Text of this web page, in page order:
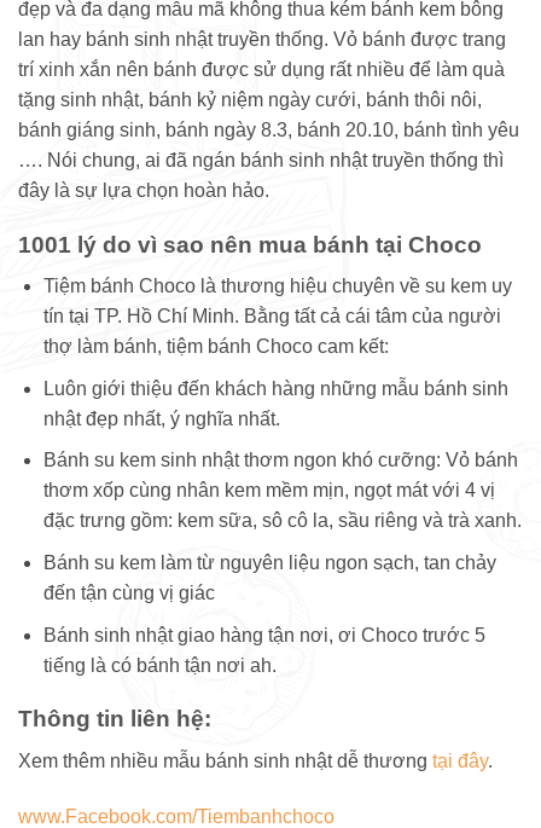
đẹp và đa dạng mẫu mã không thua kém bánh kem bông
lan hay bánh sinh nhật truyền thống. Vỏ bánh được trang
trí xinh xắn nên bánh được sử dụng rất nhiều để làm quà
tặng sinh nhật, bánh kỷ niệm ngày cưới, bánh thôi nôi,
bánh giáng sinh, bánh ngày 8.3, bánh 20.10, bánh tình yêu
…. Nói chung, ai đã ngán bánh sinh nhật truyền thống thì
đây là sự lựa chọn hoàn hảo.
1001 lý do vì sao nên mua bánh tại Choco
Tiệm bánh Choco là thương hiệu chuyên về su kem uy
tín tại TP. Hồ Chí Minh. Bằng tất cả cái tâm của người
thợ làm bánh, tiệm bánh Choco cam kết:
Luôn giới thiệu đến khách hàng những mẫu bánh sinh
nhật đẹp nhất, ý nghĩa nhất.
Bánh su kem sinh nhật thơm ngon khó cưỡng: Vỏ bánh
thơm xốp cùng nhân kem mềm mịn, ngọt mát với 4 vị
đặc trưng gồm: kem sữa, sô cô la, sầu riêng và trà xanh.
Bánh su kem làm từ nguyên liệu ngon sạch, tan chảy
đến tận cùng vị giác
Bánh sinh nhật giao hàng tận nơi, ơi Choco trước 5
tiếng là có bánh tận nơi ah.
Thông tin liên hệ:
Xem thêm nhiều mẫu bánh sinh nhật dễ thương tại đây.
www.Facebook.com/Tiembanhchoco